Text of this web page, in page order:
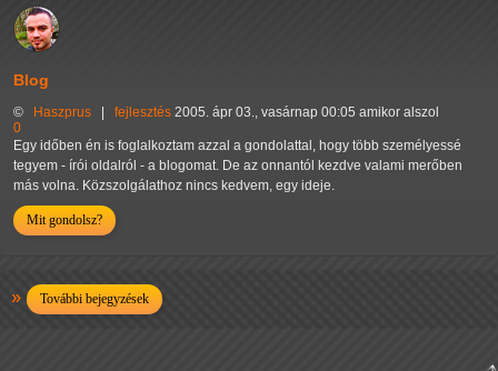
Blog
© Haszprus fejlesztés 2005. ápr 03., vasárnap 00:05 amikor alszol
0
Egy időben én is foglalkoztam azzal a gondolattal, hogy több személyessé
tegyem - írói oldalról - a blogomat. De az onnantól kezdve valami merőben
más volna. Közszolgálathoz nincs kedvem, egy ideje.
Mit gondolsz?
További bejegyzések